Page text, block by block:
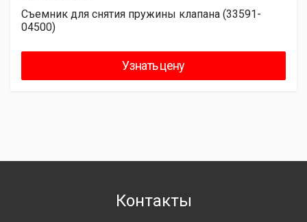
Съемник для снятия пружины клапана (33591-
04500)
Узнать цену
Контакты